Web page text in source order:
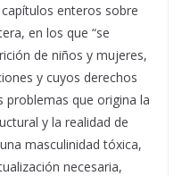
enteros sobre
en los que “se
de niños y mujeres,
y cuyos derechos
problemas que origina la
y la realidad de
masculinidad tóxica,
necesaria,